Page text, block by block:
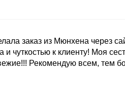
заказ из Мюнхена через
чуткостью к клиенту! Моя
Рекомендую всем, тем